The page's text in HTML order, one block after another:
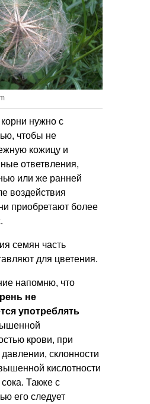
нужно с
чтобы не
кожицу и
ответвления,
или же ранней
воздействия
приобретают более
семян часть
для цветения.
напомню, что
не
употреблять
крови, при
склонности
кислотности
Также с
его следует